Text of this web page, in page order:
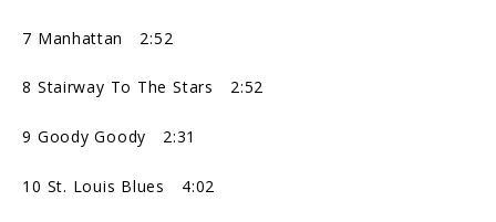
7 Manhattan 2:52
8 Stairway To The Stars 2:52
9 Goody Goody 2:31
10 St. Louis Blues 4:02